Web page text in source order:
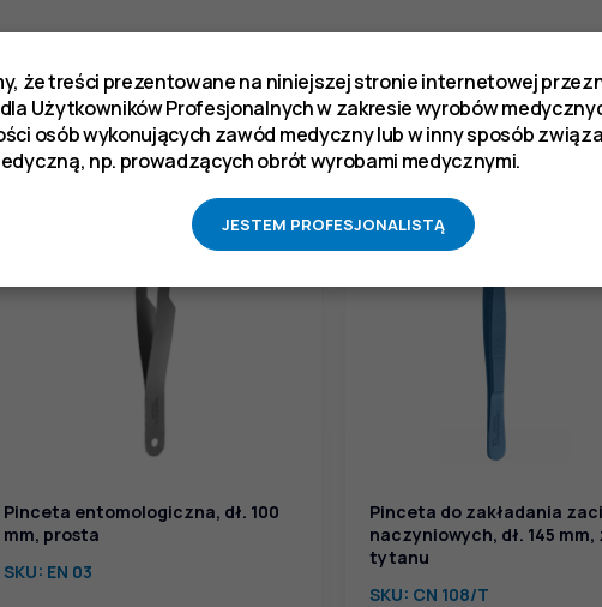
kupili również
Pinceta entomologiczna, dł. 100
mm, prosta
SKU: EN 03
Pinceta do zakładania
naczyniowych, dł. 145 mm,
tytanu
SKU: CN 108/T
że treści prezentowane na niniejszej stronie internetowej
Użytkowników Profesjonalnych w zakresie wyrobów
osób wykonujących zawód medyczny lub w inny sposób
np. prowadzących obrót wyrobami medycznymi.
JESTEM PROFESJONALISTĄ